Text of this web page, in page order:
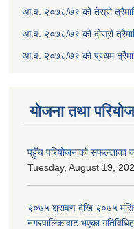
आ.व. २०७८/७९ को तेस्रो
आ.व. २०७८/७९ को दोस्रो
आ.व. २०७८/७९ को प्रथम
योजना तथा
पहुँच परियोजनाको सफलताका
Tuesday, August 19,
२०७५ श्रावण देखि २०७५
नगरपालिकावाट भएका